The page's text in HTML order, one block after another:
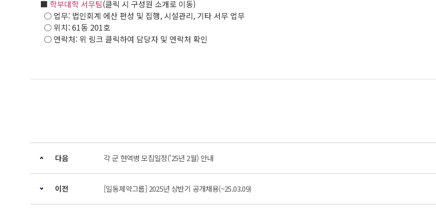
■ 학부대학 서무팀(클릭 시 구성원 소개로 이동)
○ 업무: 법인회계 에산 편성 및 집행, 시설관리, 기타 서무 업무
○ 위치: 61동 201호
○ 연락처: 위 링크 클릭하여 담당자 및 연락처 확인
다음 각 군 현역병 모집일정('25년 2월) 안내
이전 [일동제약그룹] 2025년 상반기 공개채용(~25.03.09)